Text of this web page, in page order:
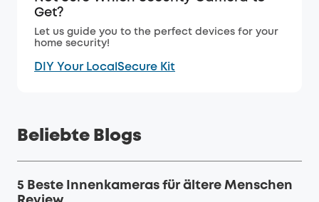
Get?
Let us guide you to the perfect devices for your
home security!
DIY Your LocalSecure Kit
Beliebte Blogs
5 Beste Innenkameras für ältere Menschen